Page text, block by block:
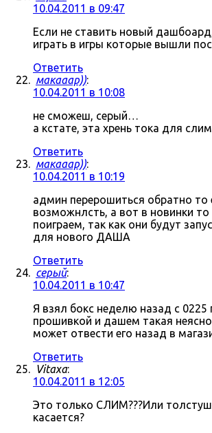
10.04.2011 в 09:47
Если не ставить новый
играть в игры которые вышли
Ответить
макааар)):
10.04.2011 в 10:08
не сможеш, серый…
а кстате, эта хрень тока для
Ответить
макааар)):
10.04.2011 в 10:19
админ перерошиться обратно то
возможнлсть, а вот в новинки
поиграем, так как они будут
для нового ДАША
Ответить
серый:
10.04.2011 в 10:47
Я взял бокс неделю назад с
прошивкой и дашем такая
может отвести его назад в
Ответить
Vitaxa:
10.04.2011 в 12:05
Это только СЛИМ???Или
касается?